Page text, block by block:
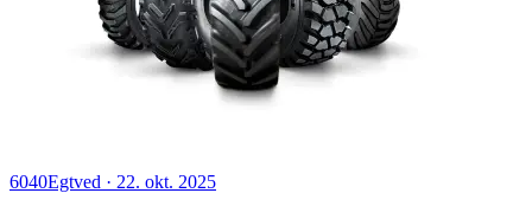
6040Egtved · 22. okt. 2025